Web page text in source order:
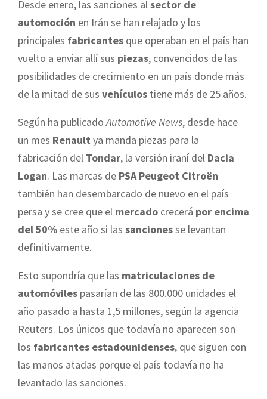
Desde enero, las sanciones alsector de
automoción en Irán se han relajado y los
principales fabricantes que operaban en el país han
vuelto a enviar allí sus piezas, convencidos de las
posibilidades de crecimiento en un país donde más
de la mitad de sus vehículos tiene más de 25 años.
Según ha publicadoAutomotive News, desde hace
un mes Renault ya manda piezas para la
fabricación del Tondar, la versión iraní del Dacia
Logan. Las marcas de PSA Peugeot Citroën
también han desembarcado de nuevo en el país
persa y se cree que el mercado crecerá por encima
del 50% este año si las sancionesse levantan
definitivamente.
Esto supondría que las matriculaciones de
automóviles pasarían de las 800.000 unidades el
año pasado a hasta 1,5 millones, según la agencia
Reuters. Los únicos que todavía no aparecen son
los fabricantes estadounidenses, que siguen con
las manos atadas porque el país todavía no ha
levantado las sanciones.